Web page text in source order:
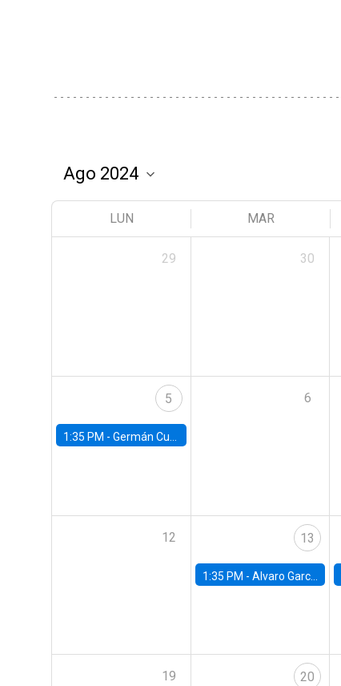
LUN MAR
29 30
5
1:35 PM - Germán Cubas, University of Houston
6
12 13
1:35 PM - Alvaro Garcia-Marin, Universidad de Los Andes
19 20